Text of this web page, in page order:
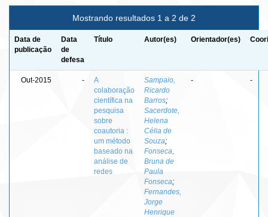
Mostrando resultados 1 a 2 de 2
Data de
publicação
Data
de
defesa
Título Autor(es) Orientador(es)
Out-2015 -
A
colaboração
científica na
pesquisa
sobre
coautoria :
um método
baseado na
análise de
redes
Sampaio,
Ricardo
Barros;
Sacerdote,
Helena
Célia de
Souza;
Fonseca,
Bruna de
Paula
Fonseca;
Fernandes,
Jorge
Henrique
- -